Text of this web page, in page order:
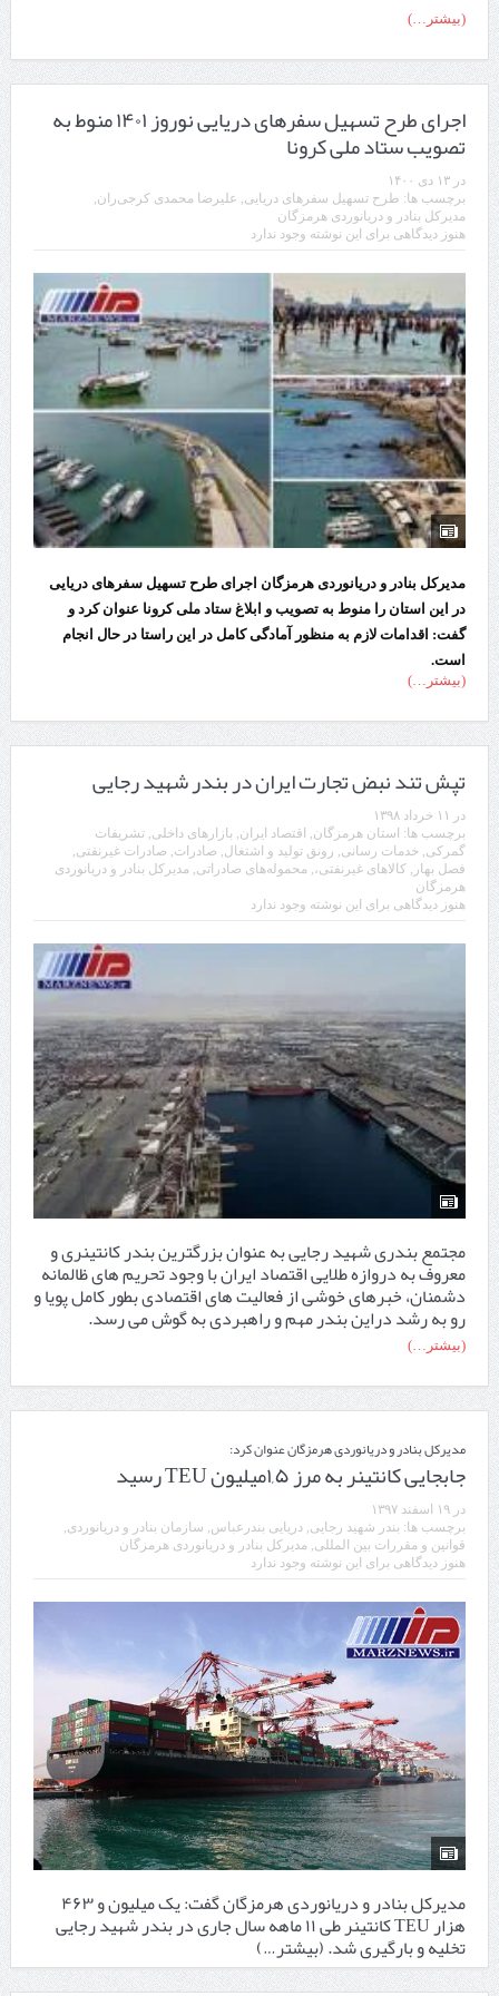
(بیشتر…)
اجرای طرح تسهیل سفرهای دریایی نوروز ۱۴۰۱ منوط به
تصویب ستاد ملی کرونا
در ۱۳ دی ۱۴۰۰
برچسب ها: طرح تسهیل سفرهای دریایی علیرضا محمدی کرجی‌ران
مدیرکل بنادر و دریانوردی هرمزگان
هنوز دیدگاهی برای این نوشته وجود ندارد
مدیرکل بنادر و دریانوردی هرمزگان اجرای طرح تسهیل سفرهای دریایی
در این استان را منوط به تصویب و ابلاغ ستاد ملی کرونا عنوان کرد و
گفت: اقدامات لازم به منظور آمادگی کامل در این راستا در حال انجام
است.
(بیشتر…)
تپش تند نبض تجارت ایران در بندر شهید رجایی
در
۱۱ خرداد ۱۳۹۸
برچسب ها: استان هرمزگان اقتصاد ایران بازارهای داخلی تشریفات
گمرکی خدمات رسانی رونق تولید و اشتغال صادرات صادرات غیرنفتی
فصل بهار
کالاهای غیرنفتی، محموله‌های صادراتی مدیرکل بنادر و دریانوردی
هرمزگان
هنوز دیدگاهی برای این نوشته وجود ندارد
مجتمع بندری شهید رجایی به عنوان بزرگترین بندر کانتینری و
معروف به دروازه طلایی اقتصاد ایران با وجود تحریم های ظالمانه
دشمنان، خبرهای خوشی از فعالیت های اقتصادی بطور کامل پویا و
رو به رشد دراین بندر مهم و راهبردی به گوش می رسد.
(بیشتر…)
مدیرکل بنادر و دریانوردی هرمزگان عنوان کرد:
جابجایی کانتینر به مرز ۱,۵میلیون TEU رسید
در ۱۹ اسفند ۱۳۹۷
برچسب ها: بندر شهید رجایی دریایی بندرعباس سازمان بنادر و دریانوردی
قوانین و مقررات بین المللی مدیرکل بنادر و دریانوردی هرمزگان
هنوز دیدگاهی برای این نوشته وجود ندارد
مدیرکل بنادر و دریانوردی هرمزگان گفت: یک میلیون و ۴۶۳
هزار TEU کانتینر طی ۱۱ ماهه سال جاری در بندر شهید رجایی
تخلیه و بارگیری شد.(بیشتر…)